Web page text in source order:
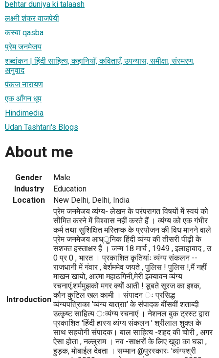
behtar duniya ki talaash
लक्ष्मी शंकर वाजपेयी
कस्‍बा qasba
प्रेम जनमेजय
शब्दांकन | हिंदी साहित्य, कहानियाँ, कविताएँ, उपन्यास, समीक्षा, संस्मरण,
अनुवाद
पंकज नारायण
एक आँगन धूप
Hindimedia
Udan Tashtari's Blogs
About me
Gender
Male
Industry
Education
Location
New Delhi, Delhi, India
Introduction
प्रेम जनमेजय व्यंग्य- लेखन के परंपरागत विषयों में स्वयं को
सीमित करने में विश्वास नहीं करते हैं । व्यंग्य को एक गंभीर
कर्म तथा सुशिक्षित मस्तिष्क के प्रयोजन की विध मानने वाले
प्रेम जनमेजय आध्ुनिक हिंदी व्यंग्य की तीसरी पीढ़ी के
सशक्त हस्ताक्षर हैं । जन्म 18 मार्च , 1949 , इलाहाबाद , उ
0 प्र 0 , भारत । प्रकाशित कृतियांः व्यंग्य संकलन --
राजधानी में गंवार , बेर्शममेव जयते , पुलिस ! पुलिस !,मैं नहीं
माखन खायो, आत्मा महाठगिनी,मेरी इक्यावन व्यंग्य
रचनाएं,शर्ममुझको मगर क्योें आती ! डूबते सूरज का इश्क,
कौन कुटिल खल कामी । संपादन ः प्रसिद्ध
व्यंग्यपत्रिाका 'व्यंग्य यात्राा' के संपादक बींसवीं शताब्दी
उत्कृष्ट साहित्य ःव्यंग्य रचनाएं । नेशनल बुक ट्रस्ट द्वारा
प्रकाशित 'हिंदी हास्य व्यंग्य संकलन ' श्रीलाल शुक्ल के
साथ सहयोगी संंपादक। बाल साहित्य -शहद की चोरी , अगर
ऐसा होता , नल्लुराम । नव -साक्षरों के लिए खुदा का घडा ,
हुड़क, मोबाईल देवता । सम्मान @पुरस्कारः 'व्यंग्यश्री